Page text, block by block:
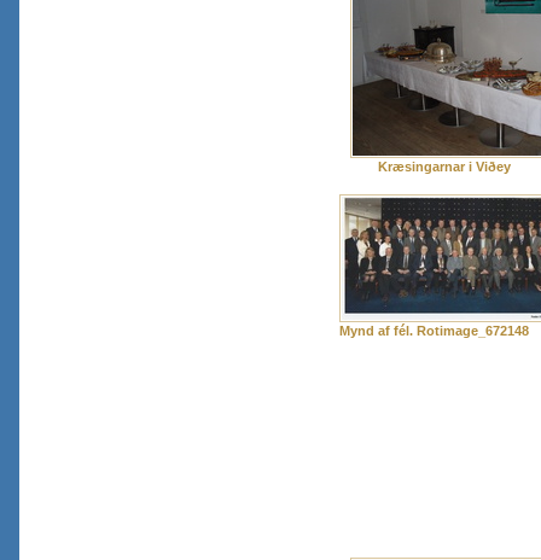
Kræsingarnar i Viðey
Mynd af fél. Rotimage_672148